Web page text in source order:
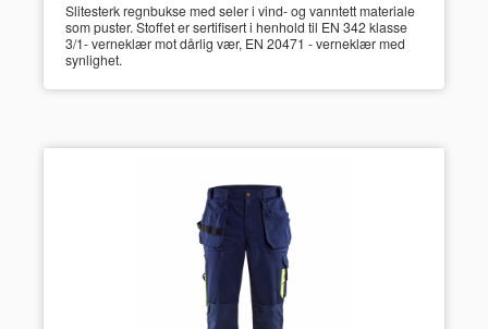
Slitesterk regnbukse med seler i vind- og vanntett materiale
som puster. Stoffet er sertifisert i henhold til EN 342 klasse
3/1- verneklær mot dårlig vær, EN 20471 - verneklær med
synlighet.